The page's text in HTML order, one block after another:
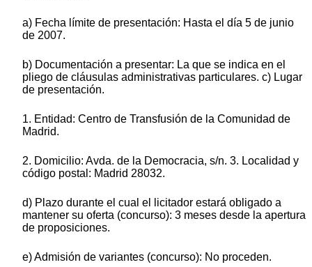
a) Fecha límite de presentación: Hasta el día 5 de junio
de 2007.
b) Documentación a presentar: La que se indica en el
pliego de cláusulas administrativas particulares. c) Lugar
de presentación.
1. Entidad: Centro de Transfusión de la Comunidad de
Madrid.
2. Domicilio: Avda. de la Democracia, s/n. 3. Localidad y
código postal: Madrid 28032.
d) Plazo durante el cual el licitador estará obligado a
mantener su oferta (concurso): 3 meses desde la apertura
de proposiciones.
e) Admisión de variantes (concurso): No proceden.